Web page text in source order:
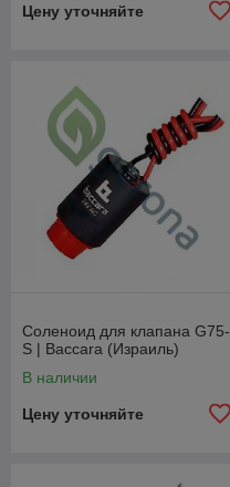
Цену уточняйте
Соленоид для клапана G75-
S | Baccara (Израиль)
В наличии
Цену уточняйте